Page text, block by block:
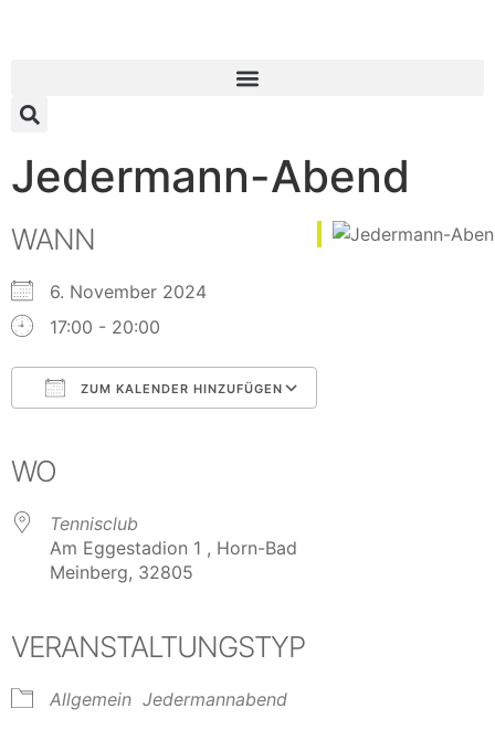
Jedermann-Abend
WANN
6. November 2024
17:00 - 20:00
ZUM KALENDER HINZUFÜGEN
WO
Tennisclub
Am Eggestadion 1 , Horn-Bad
Meinberg, 32805
VERANSTALTUNGSTYP
Allgemein Jedermannabend